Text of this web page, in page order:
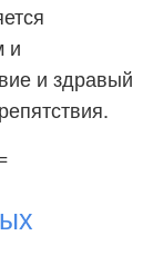
и
и здравый